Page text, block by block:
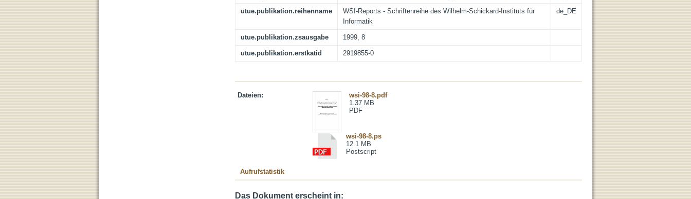
utue.publikation.reihenname
WSI-Reports - Schriftenreihe des Wilhelm-Schickard-Instituts für
Informatik
de_DE
utue.publikation.zsausgabe 1999, 8
utue.publikation.erstkatid 2919855-0
Dateien:
wsi-98-8.pdf
1.37 MB
PDF
wsi-98-8.ps
12.1 MB
Postscript
Aufrufstatistik
Das Dokument erscheint in: